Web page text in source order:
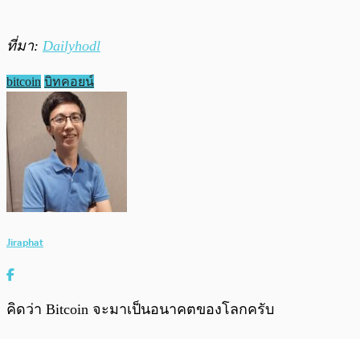
ที่มา: Dailyhodl
bitcoin บิทคอยน์
Jiraphat
คิดว่า Bitcoin จะมาเป็นอนาคตของโลกครับ